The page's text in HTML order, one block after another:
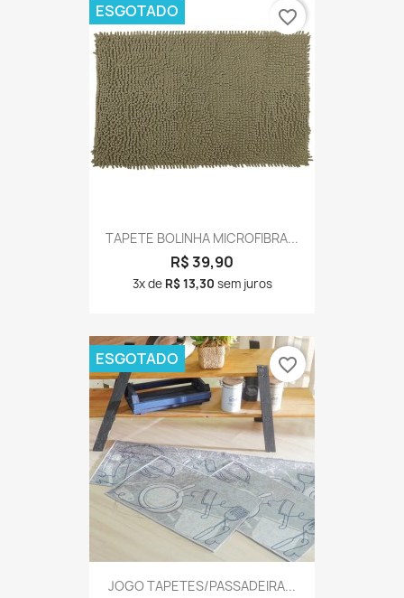
TAPETE BOLINHA MICROFIBRA...
R$ 39,90
3x de R$ 13,30 sem juros
ESGOTADO favorite_border
JOGO TAPETES/PASSADEIRA...
ESGOTADO favorite_border